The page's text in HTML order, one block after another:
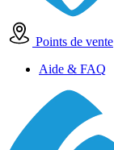
Points de vente
Aide & FAQ